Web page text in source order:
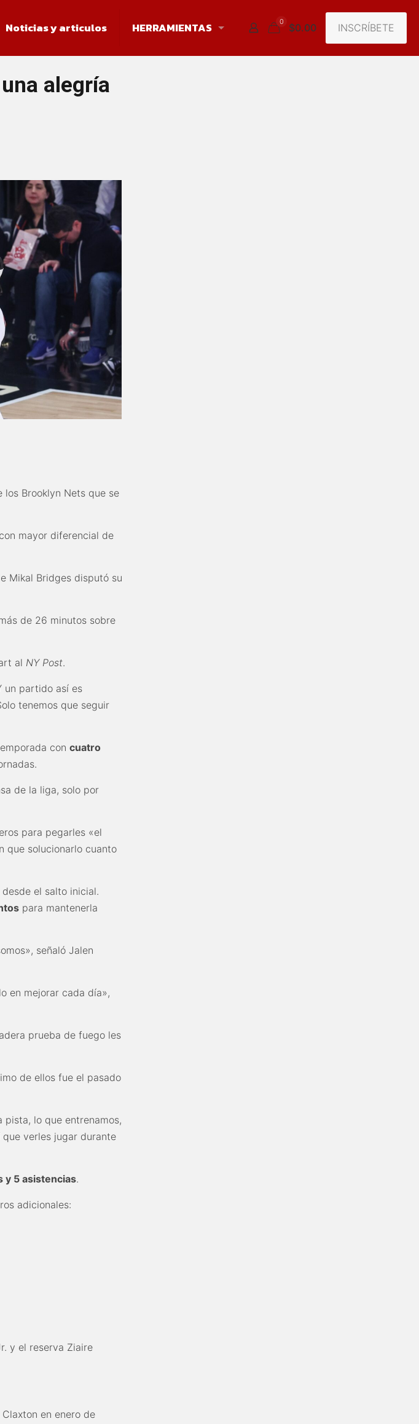
Noticias y articulos HERRAMIENTAS 0 $0.00 INSCRÍBETE
alegría
los Brooklyn Nets que se
mayor diferencial de
Mikal Bridges disputó su
de 26 minutos sobre
al NY Post.
un partido así es
tenemos que seguir
concuatro
de la liga, solo por
para pegarles «el
que solucionarlo cuanto
el salto inicial.
para mantenerla
señaló Jalen
en mejorar cada día»,
prueba de fuego les
de ellos fue el pasado
pista, lo que entrenamos,
verles jugar durante
y 5 asistencias.
adicionales:
y el reserva Ziaire
en enero de